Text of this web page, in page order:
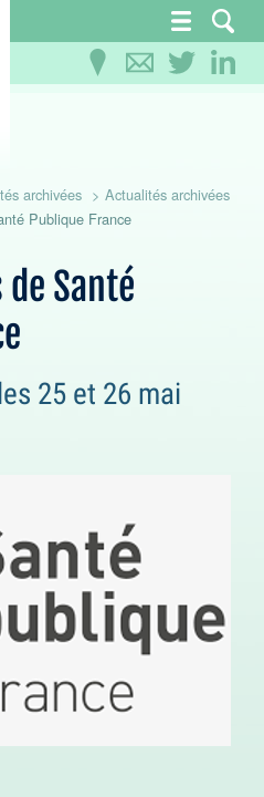
- Comité départemental
archivées
Actualités archivées
Publique France
Santé
25 et 26 mai